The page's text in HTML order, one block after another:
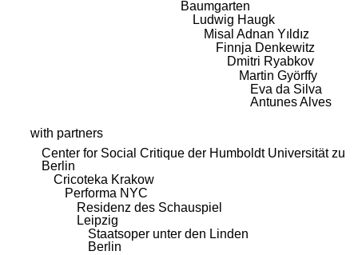
Baumgarten
Ludwig Haugk
Misal Adnan Yıldız
Finnja Denkewitz
Dmitri Ryabkov
Martin Györffy
Eva da Silva
Antunes Alves
with partners
Center for Social Critique der Humboldt Universität zu
Berlin
Cricoteka Krakow
Performa NYC
Residenz des Schauspiel
Leipzig
Staatsoper unter den Linden
Berlin